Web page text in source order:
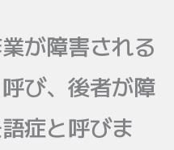
が障害される
び、後者が障
症と呼びま